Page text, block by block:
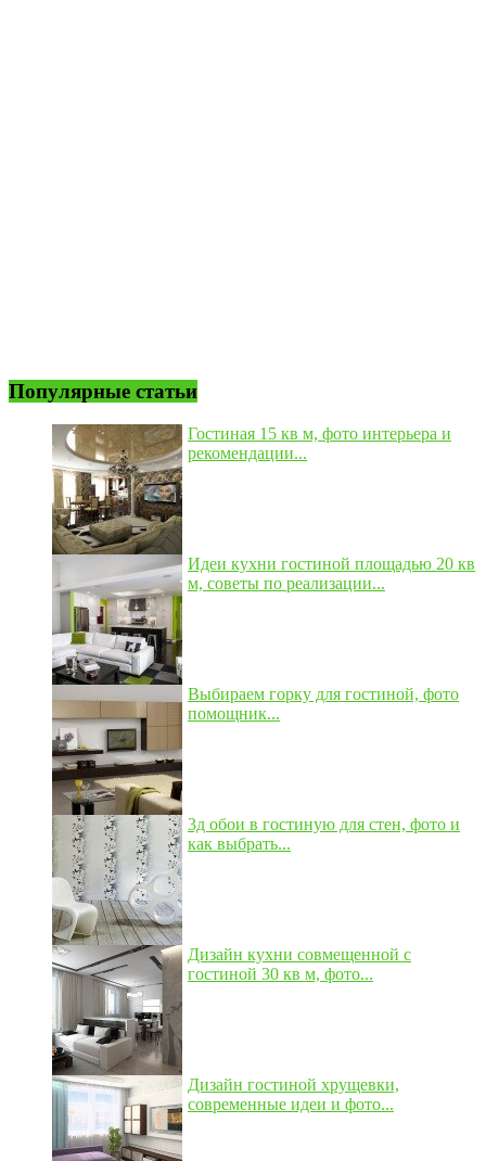
Популярные статьи
Гостиная 15 кв м, фото интерьера и
рекомендации...
Идеи кухни гостиной площадью 20 кв
м, советы по реализации...
Выбираем горку для гостиной, фото
помощник...
3д обои в гостиную для стен, фото и
как выбрать...
Дизайн кухни совмещенной с
гостиной 30 кв м, фото...
Дизайн гостиной хрущевки,
современные идеи и фото...